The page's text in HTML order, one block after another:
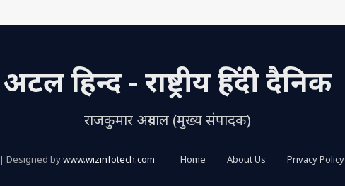
अटल हिन्द - राष्ट्रीय हिंदी दैनिक
राजकुमार अग्रवाल (मुख्य संपादक)
| Designed bywww.wizinfotech.com Home About Us Privacy Policy